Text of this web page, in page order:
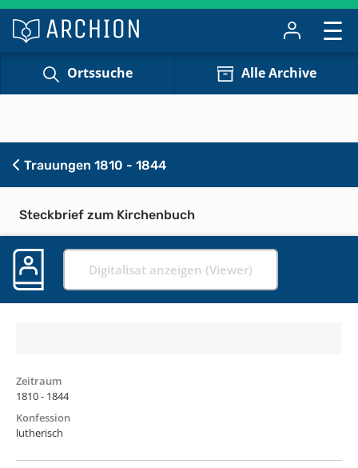
Ortssuche Alle Archive
Trauungen 1810 - 1844
Steckbrief zum Kirchenbuch
Digitalisat anzeigen (Viewer)
Zeitraum
1810 - 1844
Konfession
lutherisch